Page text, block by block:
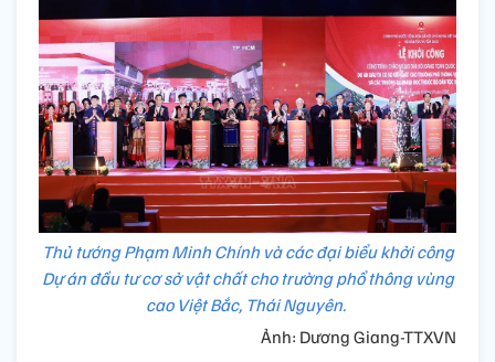
Thủ tướng Phạm Minh Chính và các đại biểu khởi công
Dự án đầu tư cơ sở vật chất cho trường phổ thông vùng
cao Việt Bắc, Thái Nguyên.
Ảnh: Dương Giang-TTXVN